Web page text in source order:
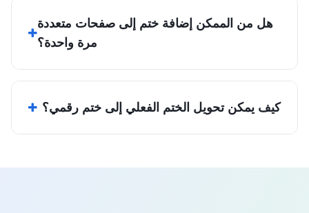
هل من الممكن إضافة ختم إلى صفحات متعددة
مرة واحدة؟
كيف يمكن تحويل الختم الفعلي إلى ختم رقمي؟